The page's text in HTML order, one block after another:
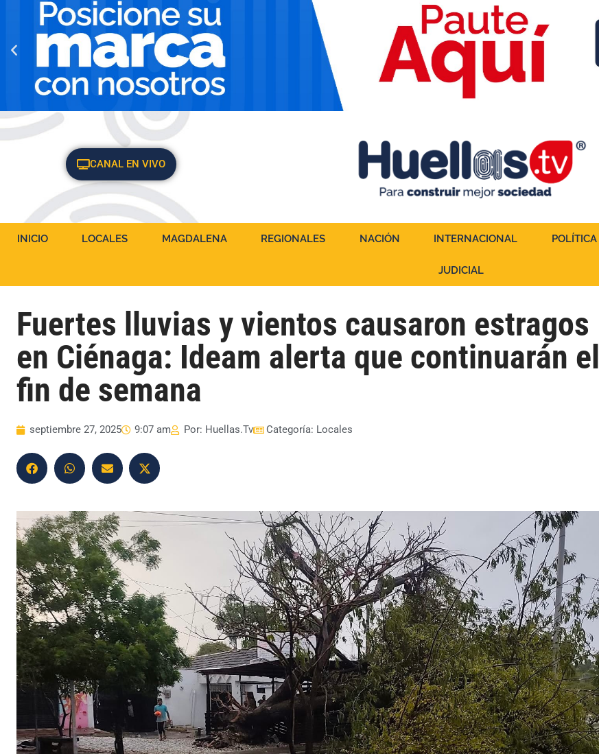
CANAL EN VIVO
INICIO LOCALES MAGDALENA REGIONALES NACIÓN INTERNACIONAL POLÍTICA
JUDICIAL
Fuertes lluvias y vientos causaron estragos
en Ciénaga: Ideam alerta que continuarán el
fin de semana
septiembre 27, 2025 9:07 am Por: Huellas.Tv Categoría: Locales